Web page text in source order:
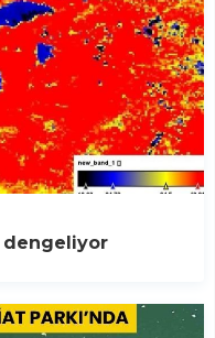
dengeliyor